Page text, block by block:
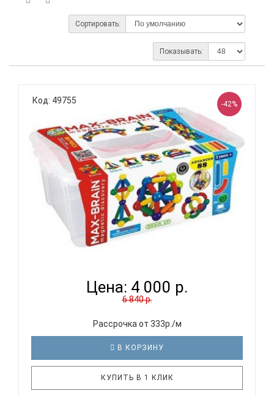
Сортировать:
Показывать:
Код: 49755 -42%
КОНСТРУКТОР МАГНИТНЫЙ MAX BRAIN KBB-88...
Цена: 4 000 р.
6 840 р.
Рассрочка от 333р./м
В КОРЗИНУ
КУПИТЬ В 1 КЛИК